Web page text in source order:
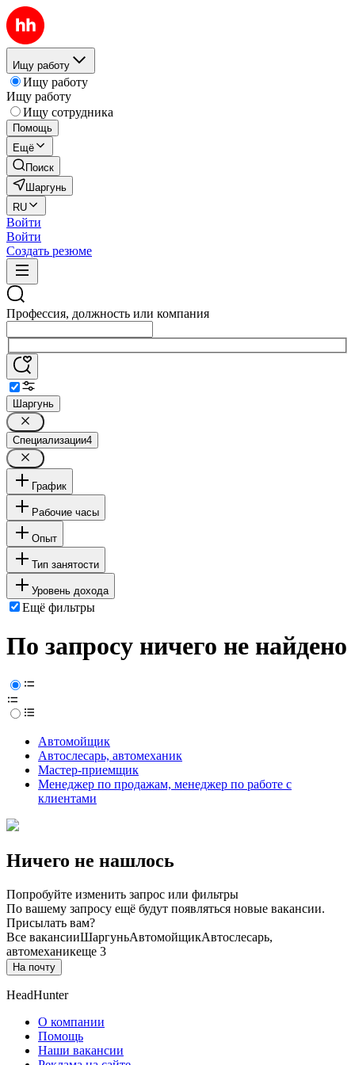
Ищу работу
Ищу работу
Ищу работу
Ищу сотрудника
Помощь
Ещё
Поиск
Шаргунь
RU
Войти
Войти
Создать резюме
Профессия, должность или компания
Шаргунь
Специализации4
График
Рабочие часы
Опыт
Тип занятости
Уровень дохода
Ещё фильтры
По запросу ничего не найдено
Автомойщик
Автослесарь, автомеханик
Мастер-приемщик
Менеджер по продажам, менеджер по работе с
клиентами
Ничего не нашлось
Попробуйте изменить запрос или фильтры
По вашему запросу ещё будут появляться новые вакансии.
Присылать вам?
Все вакансииШаргуньАвтомойщикАвтослесарь,
автомеханикеще 3
На почту
HeadHunter
О компании
Помощь
Наши вакансии